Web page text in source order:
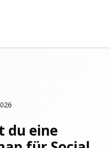
du eine